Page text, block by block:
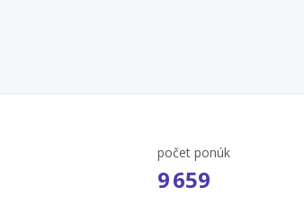
počet ponúk
9 659